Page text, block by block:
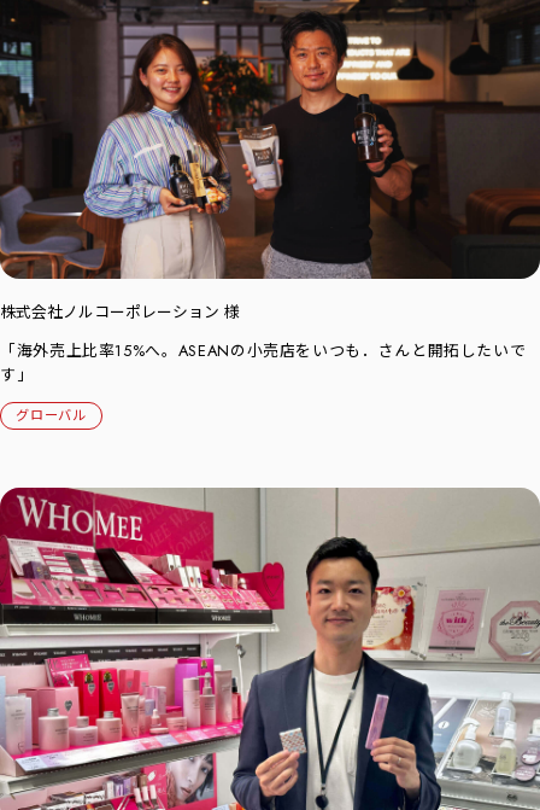
株式会社ノルコーポレーション 様
「海外売上比率15%へ。ASEANの小売店をいつも．さんと開拓したいで
す」
グローバル